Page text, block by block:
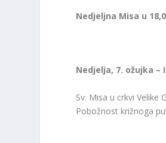
Nedjeljna Misa u
Nedjelja, 7. ožujka –
Sv. Misa u crkvi
Pobožnost križnoga